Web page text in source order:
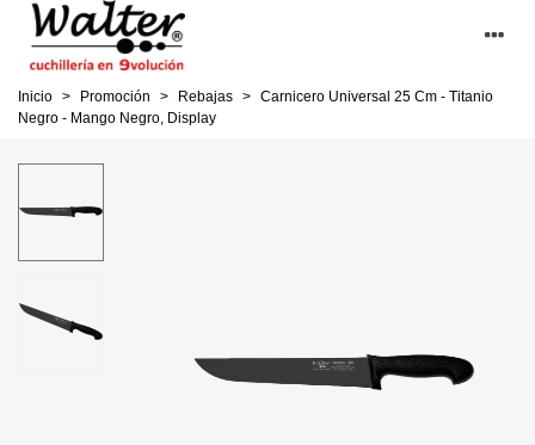
Inicio > Promoción > Rebajas > Carnicero Universal 25 Cm - Titanio
Negro - Mango Negro, Display